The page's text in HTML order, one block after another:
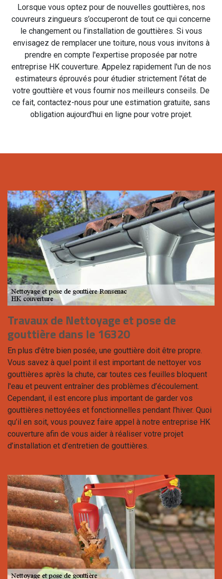
Lorsque vous optez pour de nouvelles gouttières, nos
couvreurs zingueurs s’occuperont de tout ce qui concerne
le changement ou l’installation de gouttières. Si vous
envisagez de remplacer une toiture, nous vous invitons à
prendre en compte l'expertise proposée par notre
entreprise HK couverture. Appelez rapidement l'un de nos
estimateurs éprouvés pour étudier strictement l'état de
votre gouttière et vous fournir nos meilleurs conseils. De
ce fait, contactez-nous pour une estimation gratuite, sans
obligation aujourd'hui en ligne pour votre projet.
Travaux de Nettoyage et pose de
gouttière dans le 16320
En plus d’être bien posée, une gouttière doit être propre.
Vous savez à quel point il est important de nettoyer vos
gouttières après la chute, car toutes ces feuilles bloquent
l'eau et peuvent entraîner des problèmes d’écoulement.
Cependant, il est encore plus important de garder vos
gouttières nettoyées et fonctionnelles pendant l’hiver. Quoi
qu’il en soit, vous pouvez faire appel à notre entreprise HK
couverture afin de vous aider à réaliser votre projet
d’installation et d’entretien de gouttières.